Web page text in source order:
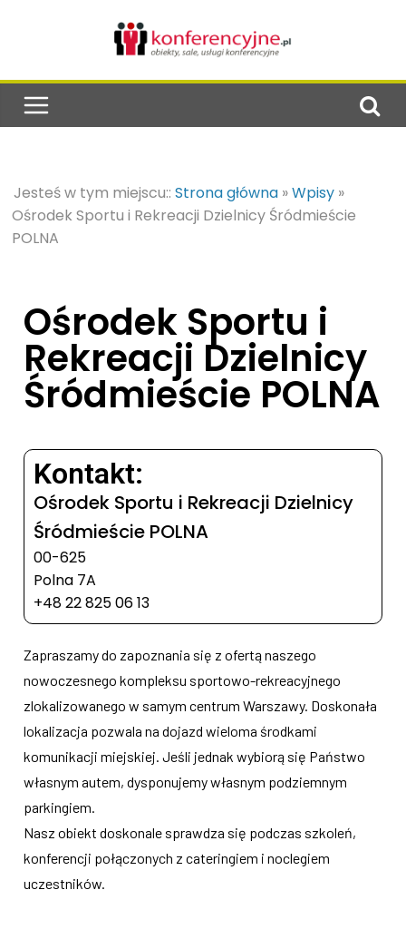
Jesteś w tym miejscu:: Strona główna »Wpisy »
Ośrodek Sportu i Rekreacji Dzielnicy Śródmieście
POLNA
Ośrodek Sportu i
Rekreacji Dzielnicy
Śródmieście POLNA
Kontakt:
Ośrodek Sportu i Rekreacji Dzielnicy
Śródmieście POLNA
00-625
Polna 7A
+48 22 825 06 13
Zapraszamy do zapoznania się z ofertą naszego
nowoczesnego kompleksu sportowo-rekreacyjnego
zlokalizowanego w samym centrum Warszawy. Doskonała
lokalizacja pozwala na dojazd wieloma środkami
komunikacji miejskiej. Jeśli jednak wybiorą się Państwo
własnym autem, dysponujemy własnym podziemnym
parkingiem.
Nasz obiekt doskonale sprawdza się podczas szkoleń,
konferencji połączonych z cateringiem i noclegiem
uczestników.